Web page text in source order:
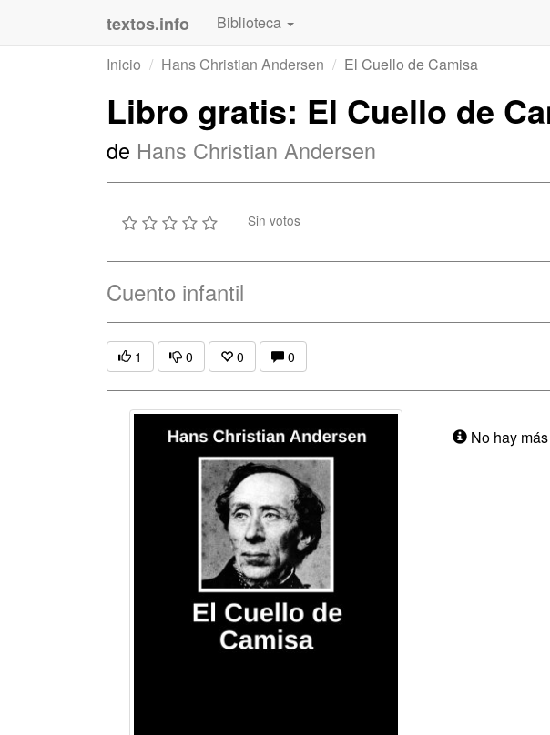
textos.info Biblioteca
Inicio
Hans Christian Andersen El Cuello de Camisa
Libro gratis: El Cuello de
de Hans Christian Andersen
Sin votos
Cuento infantil
1 0 0 0
No hay